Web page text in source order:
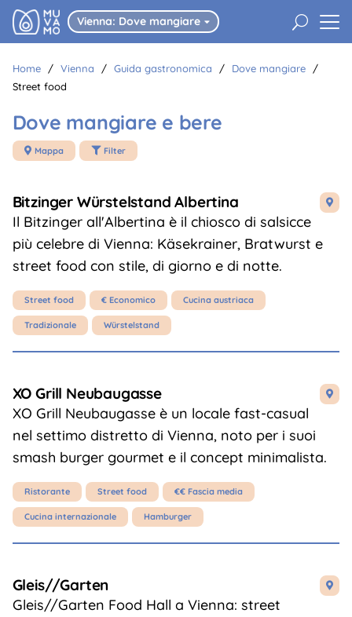
Vienna: Dove mangiare  U
Home / Vienna / Guida gastronomica / Dove mangiare
/
Street food
Dove mangiare e bere
 Mappa  Filter

Bitzinger Würstelstand Albertina
Il Bitzinger all'Albertina è il chiosco di salsicce
più celebre di Vienna: Käsekrainer, Bratwurst e
street food con stile, di giorno e di notte.
Street food € Economico Cucina austriaca
Tradizionale Würstelstand

XO Grill Neubaugasse
XO Grill Neubaugasse è un locale fast-casual
nel settimo distretto di Vienna, noto per i suoi
smash burger gourmet e il concept minimalista.
Ristorante Street food €€ Fascia media
Cucina internazionale Hamburger

Gleis//Garten
Gleis//Garten Food Hall a Vienna: street